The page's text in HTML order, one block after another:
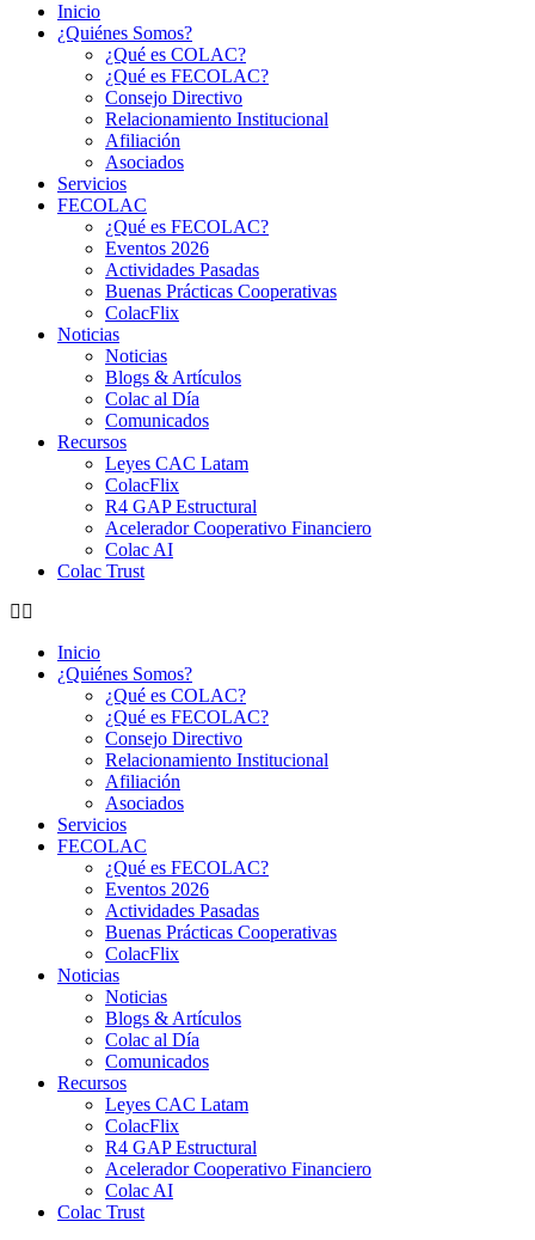
Inicio
¿Quiénes Somos?
¿Qué es COLAC?
¿Qué es FECOLAC?
Consejo Directivo
Relacionamiento Institucional
Afiliación
Asociados
Servicios
FECOLAC
¿Qué es FECOLAC?
Eventos 2026
Actividades Pasadas
Buenas Prácticas Cooperativas
ColacFlix
Noticias
Noticias
Blogs & Artículos
Colac al Día
Comunicados
Recursos
Leyes CAC Latam
ColacFlix
R4 GAP Estructural
Acelerador Cooperativo Financiero
Colac AI
Colac Trust
Inicio
¿Quiénes Somos?
¿Qué es COLAC?
¿Qué es FECOLAC?
Consejo Directivo
Relacionamiento Institucional
Afiliación
Asociados
Servicios
FECOLAC
¿Qué es FECOLAC?
Eventos 2026
Actividades Pasadas
Buenas Prácticas Cooperativas
ColacFlix
Noticias
Noticias
Blogs & Artículos
Colac al Día
Comunicados
Recursos
Leyes CAC Latam
ColacFlix
R4 GAP Estructural
Acelerador Cooperativo Financiero
Colac AI
Colac Trust